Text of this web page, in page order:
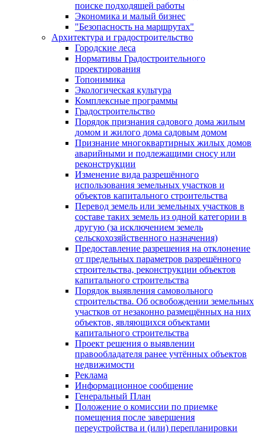
поиске подходящей работы
Экономика и малый бизнес
"Безопасность на маршрутах"
Архитектура и градостроительство
Городские леса
Нормативы Градостроительного
проектирования
Топонимика
Экологическая культура
Комплексные программы
Градостроительство
Порядок признания садового дома жилым
домом и жилого дома садовым домом
Признание многоквартирных жилых домов
аварийными и подлежащими сносу или
реконструкции
Изменение вида разрешённого
использования земельных участков и
объектов капитального строительства
Перевод земель или земельных участков в
составе таких земель из одной категории в
другую (за исключением земель
сельскохозяйственного назначения)
Предоставление разрешения на отклонение
от предельных параметров разрешённого
строительства, реконструкции объектов
капитального строительства
Порядок выявления самовольного
строительства. Об освобождении земельных
участков от незаконно размещённых на них
объектов, являющихся объектами
капитального строительства
Проект решения о выявлении
правообладателя ранее учтённых объектов
недвижимости
Реклама
Информационное сообщение
Генеральный План
Положение о комиссии по приемке
помещения после завершения
переустройства и (или) перепланировки